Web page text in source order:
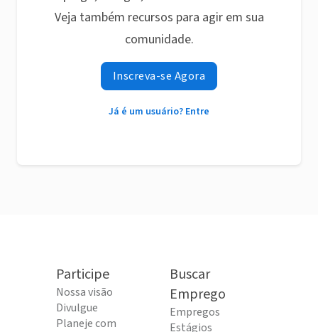
Veja também recursos para agir em sua
comunidade.
Inscreva-se Agora
Já é um usuário? Entre
Participe
Nossa visão
Divulgue
Planeje com
Buscar
Emprego
Empregos
Estágios